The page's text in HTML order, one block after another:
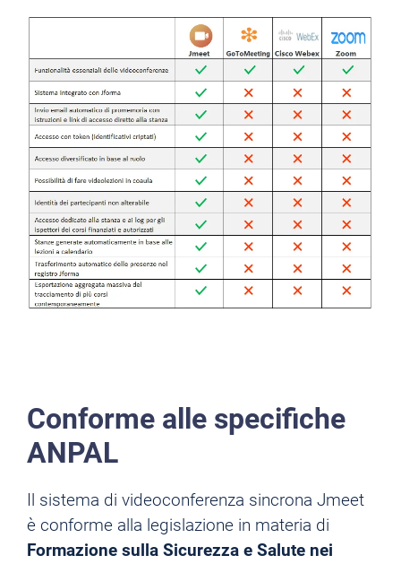
Conforme alle specifiche
ANPAL
Il sistema di videoconferenza sincrona Jmeet
è conforme alla legislazione in materia di
Formazione sulla Sicurezza e Salute nei